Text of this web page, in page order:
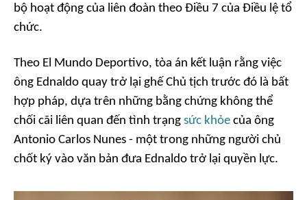
bộ hoạt động của liên đoàn theo Điều 7 của Điều lệ tổ
chức.
Theo El Mundo Deportivo, tòa án kết luận rằng việc
ông Ednaldo quay trở lại ghế Chủ tịch trước đó là bất
hợp pháp, dựa trên những bằng chứng không thể
chối cãi liên quan đến tình trạng sức khỏe của ông
Antonio Carlos Nunes - một trong những người chủ
chốt ký vào văn bản đưa Ednaldo trở lại quyền lực.